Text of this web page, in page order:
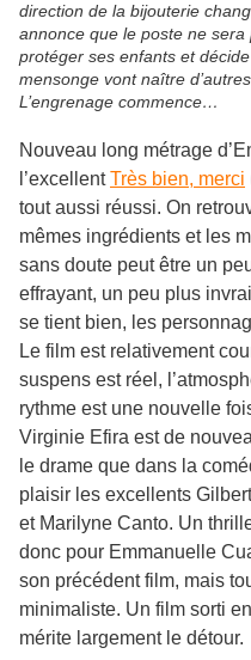
direction de la bijouterie
annonce que le poste ne
protéger ses enfants et
mensonge vont naître
L’engrenage commence…
Nouveau long métrage
l’excellentTrès bien, merci
tout aussi réussi. On
mêmes ingrédients et les
sans doute peut être un
effrayant, un peu plus
se tient bien, les
Le film est relativement
suspens est réel,
rythme est une nouvelle
Virginie Efira est de
le drame que dans la
plaisir les excellents
et Marilyne Canto. Un
donc pour Emmanuelle
son précédent film, mais
minimaliste. Un film sorti
mérite largement le détour.